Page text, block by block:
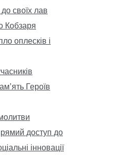
своїх лав
Кобзаря
оплесків і
Героїв
доступ до
інновації